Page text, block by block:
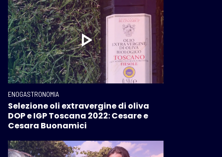
ENOGASTRONOMIA
Selezione oli extravergine di oliva
DOP e IGP Toscana 2022: Cesare e
Cesara Buonamici